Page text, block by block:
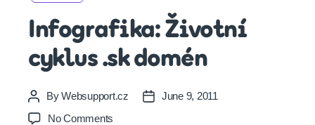
Infografika: Životní
cyklus .sk domén
Post
author
ByWebsupport.cz
PostJune 9, 2011
No Comments